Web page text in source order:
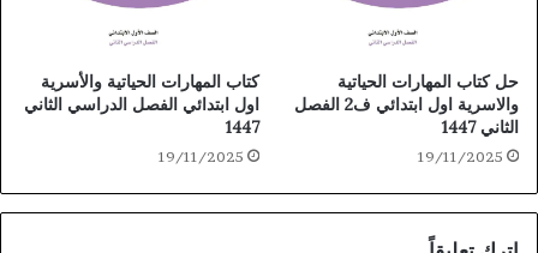
حل كتاب المهارات الحياتية
والاسرية اول ابتدائي ف2 الفصل
الثاني 1447
19/11/2025
كتاب المهارات الحياتية والأسرية
اول ابتدائي الفصل الدراسي الثاني
1447
19/11/2025